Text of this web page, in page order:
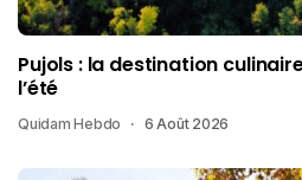
Pujols : la destination
l’été
Quidam Hebdo 6 Août 2026